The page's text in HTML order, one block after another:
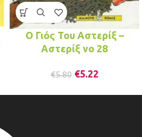
Ο Γιός Του Αστερίξ –
Αστερίξ νo 28
€5.80 €5.22